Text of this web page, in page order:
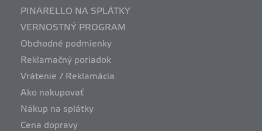
PINARELLO NA SPLÁTKY
VERNOSTNÝ PROGRAM
Obchodné podmienky
Reklamačný poriadok
Vrátenie / Reklamácia
Ako nakupovať
Nákup na splátky
Cena dopravy